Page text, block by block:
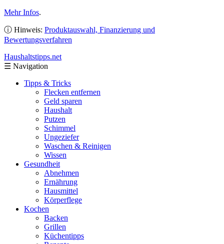
Mehr Infos.
ⓘ Hinweis: Produktauswahl, Finanzierung und
Bewertungsverfahren
Haushaltstipps.net
☰ Navigation
Tipps & Tricks
Flecken entfernen
Geld sparen
Haushalt
Putzen
Schimmel
Ungeziefer
Waschen & Reinigen
Wissen
Gesundheit
Abnehmen
Ernährung
Hausmittel
Körperflege
Kochen
Backen
Grillen
Küchentipps